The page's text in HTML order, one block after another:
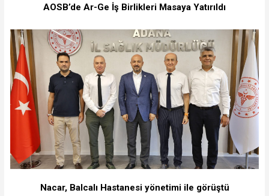
AOSB’de Ar-Ge İş Birlikleri Masaya Yatırıldı
Nacar, Balcalı Hastanesi yönetimi ile görüştü